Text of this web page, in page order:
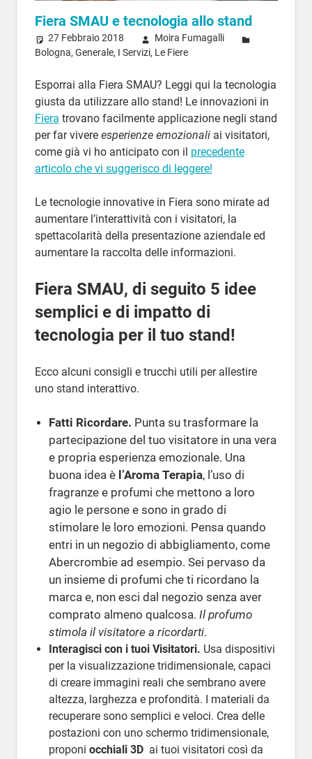
Fiera SMAU e tecnologia allo stand
27 Febbraio 2018
Moira Fumagalli
Bologna, Generale, I Servizi, Le Fiere
Esporrai alla Fiera SMAU? Leggi qui la tecnologia
giusta da utilizzare allo stand! Le innovazioni in
Fiera trovano facilmente applicazione negli stand
per far vivere esperienze emozionaliai visitatori,
come già vi ho anticipato con il precedente
articolo che vi suggerisco di leggere!
Le tecnologie innovative in Fiera sono mirate ad
aumentare l’interattività con i visitatori, la
spettacolarità della presentazione aziendale ed
aumentare la raccolta delle informazioni.
Fiera SMAU, di seguito 5 idee
semplici e di impatto di
tecnologia per il tuo stand!
Ecco alcuni consigli e trucchi utili per allestire
uno stand interattivo.
Fatti Ricordare. Punta su trasformare la
partecipazione del tuo visitatore in una vera
e propria esperienza emozionale. Una
buona idea è l’Aroma Terapia, l’uso di
fragranze e profumi che mettono a loro
agio le persone e sono in grado di
stimolare le loro emozioni. Pensa quando
entri in un negozio di abbigliamento, come
Abercrombie ad esempio. Sei pervaso da
un insieme di profumi che ti ricordano la
marca e, non esci dal negozio senza aver
comprato almeno qualcosa. Il profumo
stimola il visitatore a ricordarti.
Interagisci con i tuoi Visitatori. Usa dispositivi
per la visualizzazione tridimensionale, capaci
di creare immagini reali che sembrano avere
altezza, larghezza e profondità. I materiali da
recuperare sono semplici e veloci. Crea delle
postazioni con uno schermo tridimensionale,
proponi occhiali 3Dai tuoi visitatori così da